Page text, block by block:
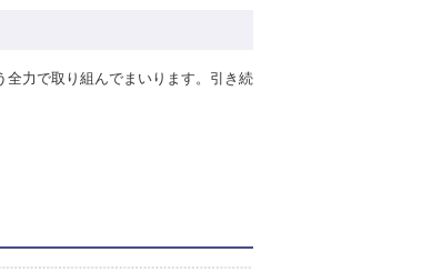
力で取り組んでまいります。引き続